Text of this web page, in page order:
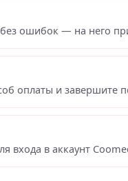
ошибок — на него
оплаты и завершите
входа в аккаунт